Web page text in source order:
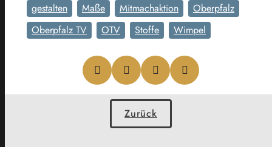
gestalten
Maße Mitmachaktion
Oberpfalz
Oberpfalz TV
OTV Stoffe Wimpel
Zurück